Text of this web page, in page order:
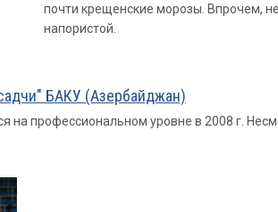
почти крещенские морозы. Впрочем,
напористой.
БАКУ (Азербайджан)
на профессиональном уровне в 2008 г.